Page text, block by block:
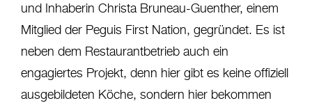
und Inhaberin Christa Bruneau-Guenther, einem
Mitglied der Peguis First Nation, gegründet. Es ist
neben dem Restaurantbetrieb auch ein
engagiertes Projekt, denn hier gibt es keine offiziell
ausgebildeten Köche, sondern hier bekommen